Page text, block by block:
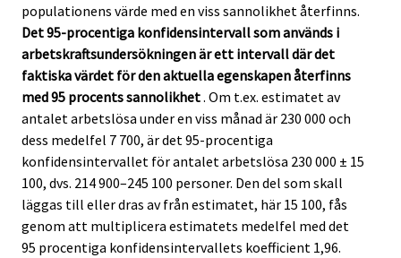
populationens värde med en viss sannolikhet återfinns.
Det 95-procentiga konfidensintervall som används i
arbetskraftsundersökningen är ett intervall där det
faktiska värdet för den aktuella egenskapen återfinns
med 95 procents sannolikhet. Om t.ex. estimatet av
antalet arbetslösa under en viss månad är 230 000 och
dess medelfel 7 700, är det 95-procentiga
konfidensintervallet för antalet arbetslösa 230 000 ± 15
100, dvs. 214 900–245 100 personer. Den del som skall
läggas till eller dras av från estimatet, här 15 100, fås
genom att multiplicera estimatets medelfel med det
95 procentiga konfidensintervallets koefficient 1,96.